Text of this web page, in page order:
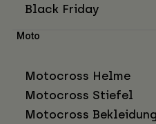
Black Friday
Moto
Motocross Helme
Motocross Stiefel
Motocross Bekleidung